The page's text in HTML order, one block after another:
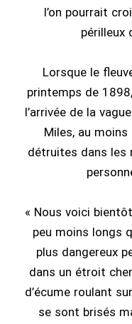
l’on pourrait
périlleux
Lorsque le
printemps de
l’arrivée de la
Miles, au
détruites dans les
« Nous voici
peu moins longs
plus dangereux
dans un étroit
d’écume roulant
se sont brisés